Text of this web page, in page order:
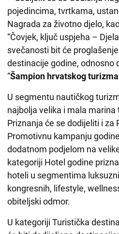
pojedincima, tvrtkama,
Nagrada za životno djelo,
“Čovjek, ključ uspjeha –
svečanosti bit će
destinacije godine, odnosno
“Šampion hrvatskog
U segmentu nautičkog
najbolja velika i mala
Priznanja će se dodijeliti i za
Promotivnu kampanju
dodatnom podjelom na
kategoriji Hotel godine
hoteli u segmentima
kongresnih, lifestyle,
obiteljski odmor.
U kategoriji Turistička